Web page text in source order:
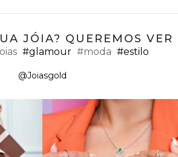
JÓIA? QUEREMOS VER
#glamour #moda #estilo
@Joiasgold